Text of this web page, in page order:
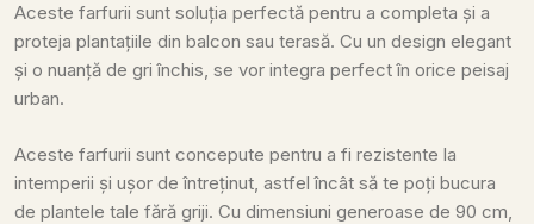
Aceste farfurii sunt soluția perfectă pentru a completa și a
proteja plantațiile din balcon sau terasă. Cu un design elegant
și o nuanță de gri închis, se vor integra perfect în orice peisaj
urban.
Aceste farfurii sunt concepute pentru a fi rezistente la
intemperii și ușor de întreținut, astfel încât să te poți bucura
de plantele tale fără griji. Cu dimensiuni generoase de 90 cm,